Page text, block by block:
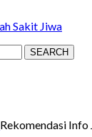
Sakit Jiwa
SEARCH
Rekomendasi